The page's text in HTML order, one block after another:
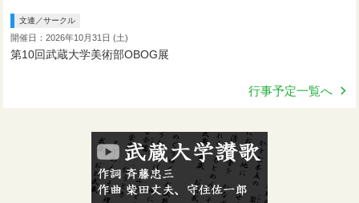
文連／サークル
開催日：2026年10月31日 (土)
第10回武蔵大学美術部OBOG展
行事予定一覧へ